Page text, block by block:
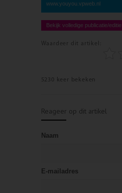
www.youyou.vpweb.nl
Bekijk volledige publicatie/editie
Waardeer dit artikel:
5230 keer bekeken
Reageer op dit artikel
Naam
E-mailadres